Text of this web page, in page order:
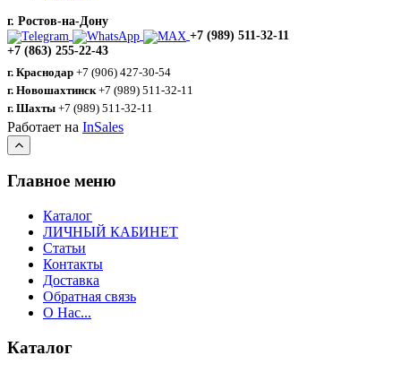
г. Ростов-на-Дону
+7 (989) 511-32-11
+7 (863) 255-22-43
г. Краснодар +7 (906) 427-30-54
г. Новошахтинск +7 (989) 511-32-11
г. Шахты +7 (989) 511-32-11
Работает на InSales
Главное меню
Каталог
ЛИЧНЫЙ КАБИНЕТ
Статьи
Контакты
Доставка
Обратная связь
О Нас...
Каталог